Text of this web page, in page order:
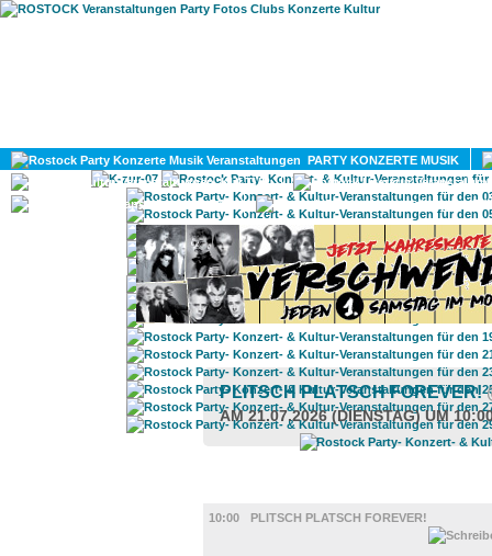
PARTY KONZERTE MUSIK
KULTUR
GAY
PLITSCH PLATSCH FOREVER!
AM 21.07.2026 (DIENSTAG) UM
10:00
PLITSCH PLATSCH FOREVER!